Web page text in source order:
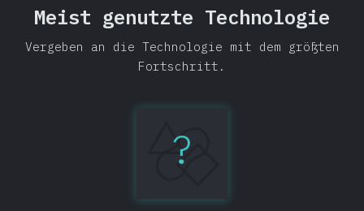
Meist genutzte Technologie
Vergeben an die Technologie mit dem größten
Fortschritt.
?
TypeScript